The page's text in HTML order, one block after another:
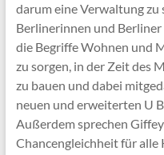
darum eine Verwaltung zu
Berlinerinnen und
die Begriffe Wohnen und
zu sorgen, in der Zeit des
zu bauen und dabei
neuen und erweiterten U
Außerdem sprechen
Chancengleichheit für alle